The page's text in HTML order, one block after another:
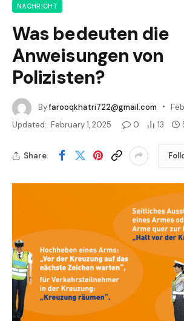
NACHRICHT
Was bedeuten die
Anweisungen von
Polizisten?
Byfarooqkhatri722@gmail.com
Updated: February 1, 2025 0 13
Share